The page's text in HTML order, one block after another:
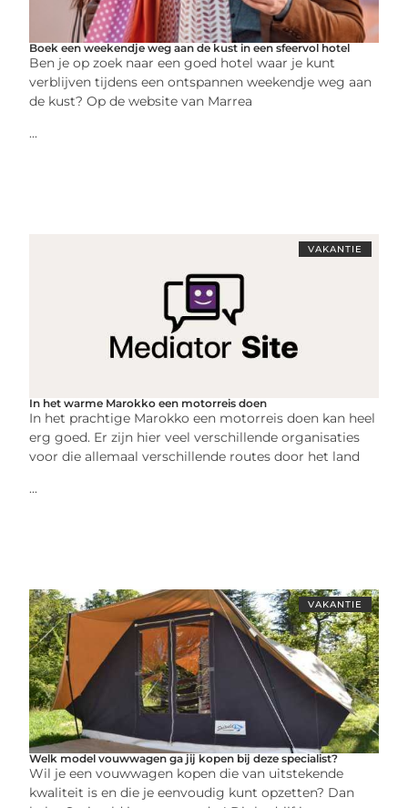
Boek een weekendje weg aan de kust in een sfeervol hotel
Ben je op zoek naar een goed hotel waar je kunt
verblijven tijdens een ontspannen weekendje weg aan
de kust? Op de website van Marrea
...
VAKANTIE
In het warme Marokko een motorreis doen
In het prachtige Marokko een motorreis doen kan heel
erg goed. Er zijn hier veel verschillende organisaties
voor die allemaal verschillende routes door het land
...
VAKANTIE
Welk model vouwwagen ga jij kopen bij deze specialist?
Wil je een vouwwagen kopen die van uitstekende
kwaliteit is en die je eenvoudig kunt opzetten? Dan